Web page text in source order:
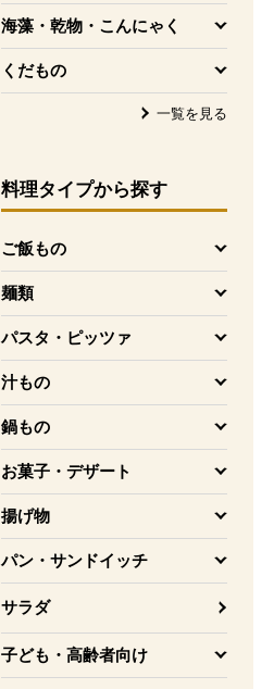
海藻・乾物・こんにゃく
を開く
くだもの
を開く
一覧を見る
料理タイプから探す
ご飯もの
を開く
麺類
を開く
パスタ・ピッツァ
を開く
汁もの
を開く
鍋もの
を開く
お菓子・デザート
を開く
揚げ物
を開く
パン・サンドイッチ
を開く
サラダ
子ども・高齢者向け
を開く